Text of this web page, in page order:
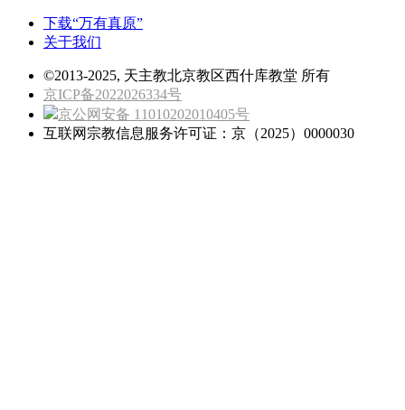
下载“万有真原”
关于我们
©2013-2025, 天主教北京教区西什库教堂 所有
京ICP备2022026334号
京公网安备 11010202010405号
互联网宗教信息服务许可证：京（2025）0000030